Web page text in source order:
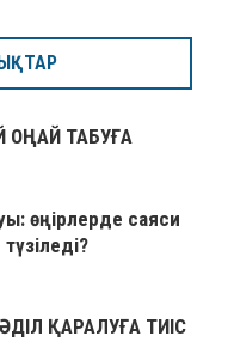
ОҢАЙ ТАБУҒА
өңірлерде саяси
ҚАРАЛУҒА ТИІС